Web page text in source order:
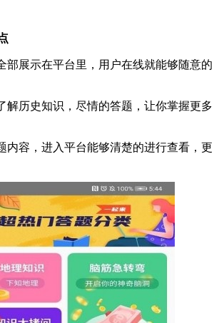
部展示在平台里，用户在线就能够随意的
解历史知识，尽情的答题，让你掌握更多
内容，进入平台能够清楚的进行查看，更